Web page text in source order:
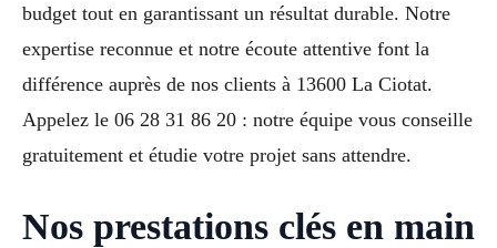
budget tout en garantissant un résultat durable. Notre
expertise reconnue et notre écoute attentive font la
différence auprès de nos clients à 13600 La Ciotat.
Appelez le 06 28 31 86 20 : notre équipe vous conseille
gratuitement et étudie votre projet sans attendre.
Nos prestations clés en main